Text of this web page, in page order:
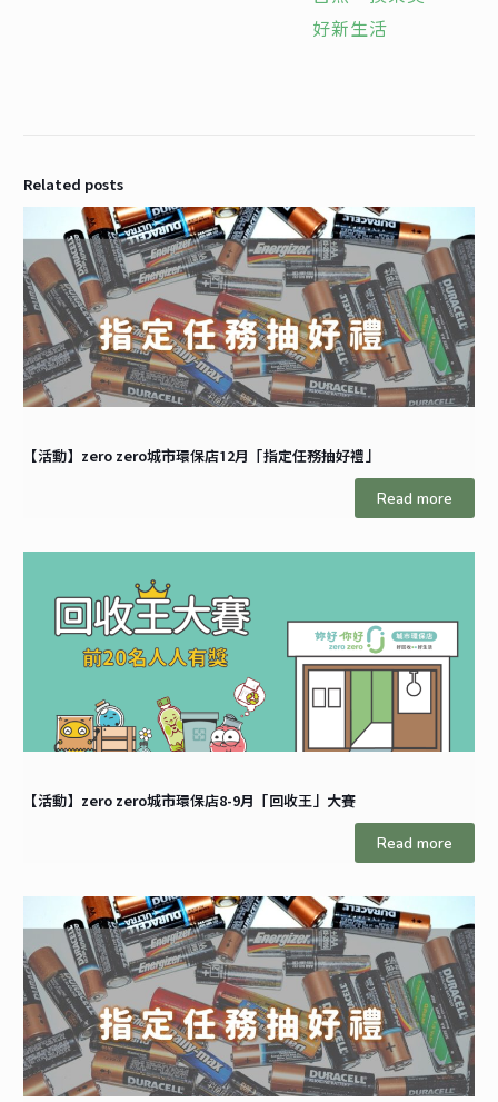
好新生活
Related posts
【活動】zero zero城市環保店12月「指定任務抽好禮」
Read more
【活動】zero zero城市環保店8-9月「回收王」大賽
Read more